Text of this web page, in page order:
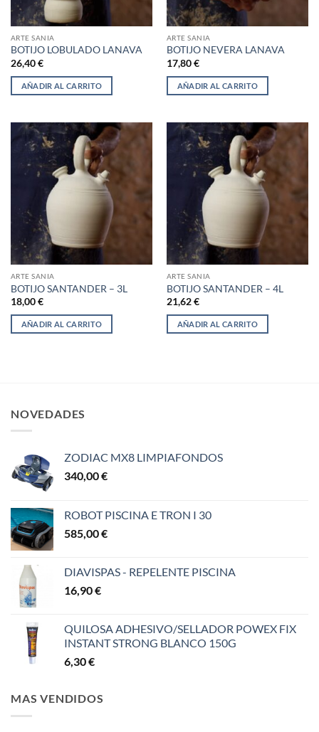
ARTE SANIA
BOTIJO LOBULADO LANAVA
26,40€
AÑADIR AL CARRITO
ARTE SANIA
BOTIJO NEVERA LANAVA
17,80€
AÑADIR AL CARRITO
ARTE SANIA
BOTIJO SANTANDER – 3L
18,00€
AÑADIR AL CARRITO
ARTE SANIA
BOTIJO SANTANDER – 4L
21,62€
AÑADIR AL CARRITO
NOVEDADES
ZODIAC MX8 LIMPIAFONDOS
340,00€
ROBOT PISCINA E TRON I 30
585,00€
DIAVISPAS - REPELENTE PISCINA
16,90€
QUILOSA ADHESIVO/SELLADOR POWEX FIX
INSTANT STRONG BLANCO 150G
6,30€
MAS VENDIDOS